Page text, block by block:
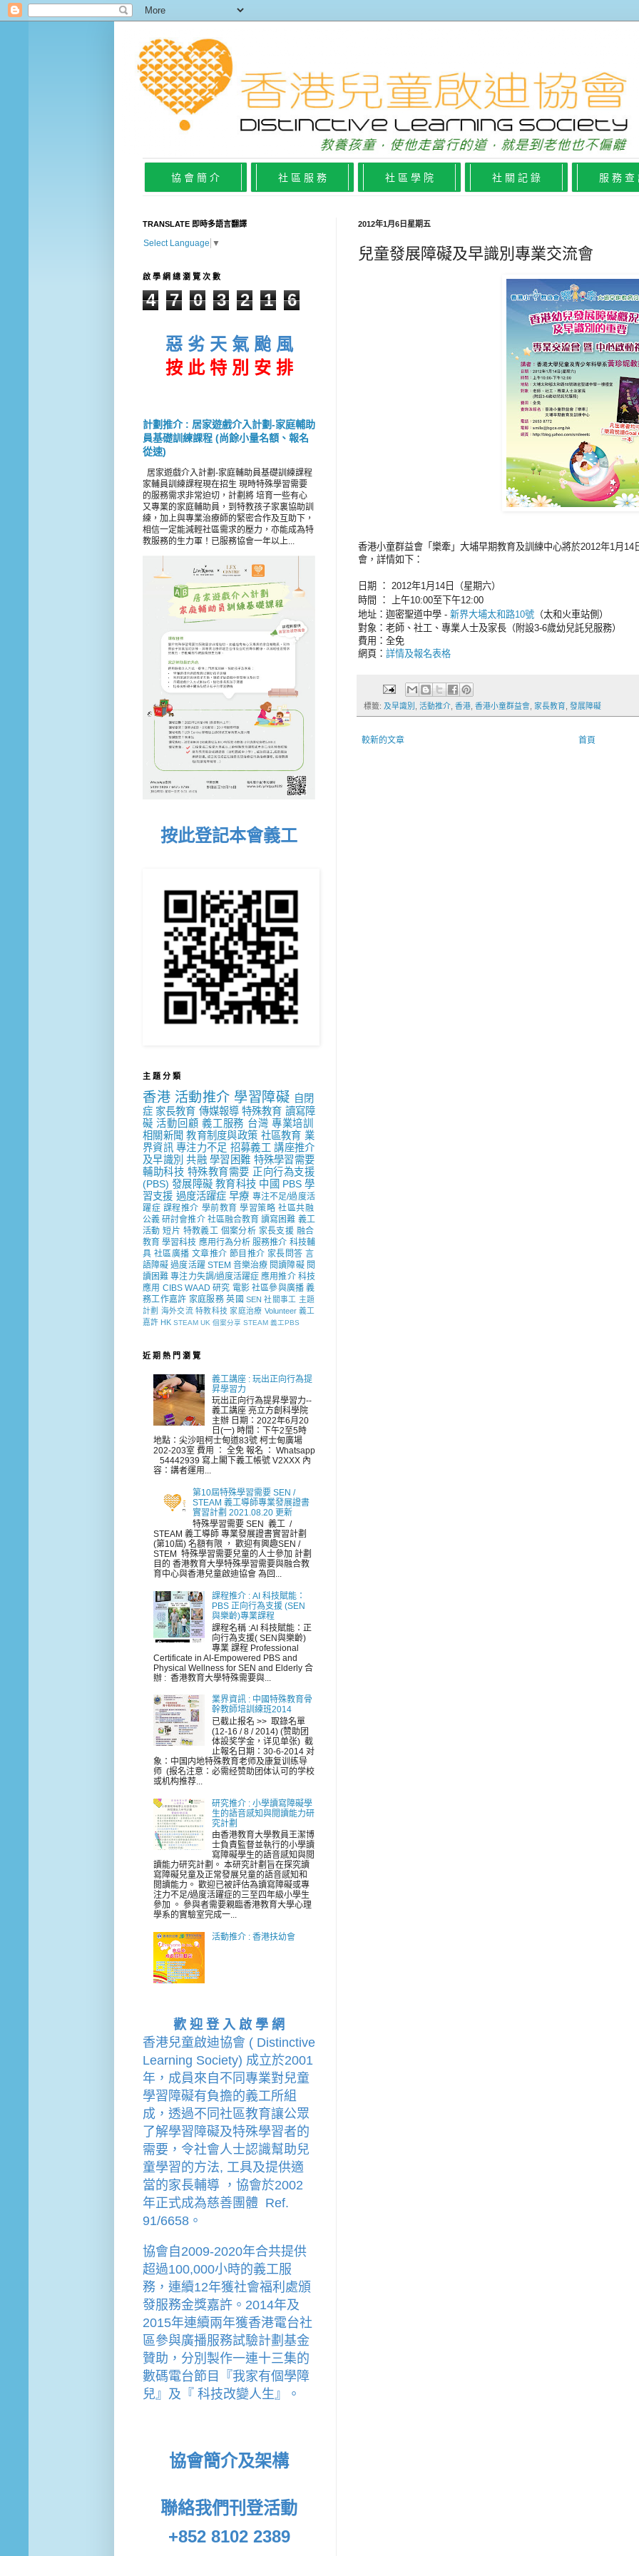
協 會 簡 介 社 區 服 務 社 區 學 院 社 關 記 錄 服 務 查
2012年1月6日星期五
兒童發展障礙及早識別專業交流會
香港小童群益會「樂牽」大埔早期教育及訓練中心將於2012年1月
會，詳情如下：
日期 ： 2012年1月14日（星期六）
時間
：
上午10:00至下午12:00
地址： 迦密聖道中學 - 新界大埔太和路10號 （太和火車站側）
對象：老師、社工、專業人士及家長（附設3-6歲幼兒託兒服務）
費用：全免
網頁： 詳情及報名表格
標籤: 及早識別 活動推介 香港 香港小童群益會 家長教育 發展障礙
較新的文章 首頁
TRANSLATE 即時多語言翻譯
Select Language ▼
啟 學 網 總 瀏 覽 次 數
4 7 0 3 2 1 6
惡 劣 天 氣 颱 風
按 此 特 別 安 排
計劃推介 : 居家遊戲介入計劃-家庭輔助
員基礎訓練課程 (尚餘小量名額、報名
從速)
居家遊戲介入計劃-家庭輔助員基礎訓練課程
家輔員訓練課程現在招生 現時特殊學習需要
的服務需求非常迫切，計劃將 培育一些有心
又專業的家庭輔助員，到特教孩子家裏協助訓
練，加上與專業治療師的緊密合作及互助下，
相信一定能減輕社區需求的壓力，亦能成為特
教服務的生力軍！已服務協會一年以上...
按此登記本會義工
主 題 分 類
香港 活動推介 學習障礙 自閉
症 家長教育 傳媒報導 特殊教育 讀寫障
礙 活動回顧 義工服務 台灣 專業培訓
相關新聞 教育制度與政策 社區教育 業
界資訊 專注力不足 招募義工 講座推介
及早識別 共融 學習困難 特殊學習需要
輔助科技 特殊教育需要 正向行為支援
(PBS) 發展障礙 教育科技 中國 PBS 學
習支援 過度活躍症 早療 專注不足/過度活
躍症 課程推介 學前教育 學習策略 社區共融
公義 研討會推介 社區融合教育 讀寫困難 義工
活動 短片 特教義工 個案分析 家長支援 融合
教育 學習科技 應用行為分析 服務推介 科技輔
具 社區廣播 文章推介 節目推介 家長問答 言
語障礙 過度活躍 STEM 音樂治療 閱讀障礙 閱
讀困難 專注力失調/過度活躍症 應用推介 科技
應用 CIBS WAAD 研究 電影 社區參與廣播 義
務工作嘉許 家庭服務 英國 SEN 社關事工 主題
計劃 海外交流 特教科技 家庭治療 Volunteer 義工
嘉許 HK STEAM UK 個案分享 STEAM 義工PBS
近 期 熱 門 瀏 覽
義工講座 : 玩出正向行為提
昇學習力
玩出正向行為提昇學習力--
義工講座 亮立方創科學院
主辦 日期：2022年6月20
日(一) 時間：下午2至5時
地點：尖沙咀柯士甸道83號 柯士甸廣場
202-203室 費用 ： 全免 報名 ： Whatsapp
54442939 寫上閣下義工帳號 V2XXX 內
容：講者運用...
第10屆特殊學習需要 SEN /
STEAM 義工導師專業發展證書
實習計劃 2021.08.20 更新
特殊學習需要 SEN 義工 /
STEAM 義工導師 專業發展證書實習計劃
(第10屆) 名額有限 ， 歡迎有興趣SEN /
STEM 特殊學習需要兒童的人士參加 計劃
目的 香港教育大學特殊學習需要與融合教
育中心與香港兒童啟迪協會 為回...
課程推介 : AI 科技賦能：
PBS 正向行為支援 (SEN
與樂齡)專業課程
課程名稱 :AI 科技賦能：正
向行為支援( SEN與樂齡)
專業 課程 Professional
Certificate in AI-Empowered PBS and
Physical Wellness for SEN and Elderly 合
辦 : 香港教育大學特殊需要與...
業界資訊 : 中國特殊教育骨
幹教師培訓練班2014
已截止报名 >> 取錄名單
(12-16 / 8 / 2014) (赞助团
体設奖学金，详见单张) 截
止報名日期：30-6-2014 对
象：中国内地特殊教育老师及康复训练导
师 (报名注意：必需经赞助团体认可的学校
或机构推荐...
研究推介 : 小學讀寫障礙學
生的語音感知與閲讀能力研
究計劃
由香港教育大學教員王潔博
士負責監督並執行的小學讀
寫障礙學生的語音感知與閲
讀能力研究計劃。 本研究計劃旨在探究讀
寫障礙兒童及正常發展兒童的語音感知和
閲讀能力。 歡迎已被評估為讀寫障礙或專
注力不足/過度活躍症的三至四年級小學生
參加 。 參與者需要親臨香港教育大學心理
學系的實驗室完成一...
活動推介 : 香港扶幼會
歡 迎 登 入 啟 學 網
香港兒童啟迪協會 ( Distinctive
Learning Society) 成立於2001
年，成員來自不同專業對兒童
學習障礙有負擔的義工所組
成，透過不同社區教育讓公眾
了解學習障礙及特殊學習者的
需要，令社會人士認識幫助兒
童學習的方法, 工具及提供適
當的家長輔導
， 協會於2002
年正式成為慈善團體  Ref.
91/6658。
協會 自2009-2020年合共提供
超過100,000小時的義工服
務，連續12年獲社會福利處頒
發服務金獎嘉許。 2014年及
2015年連續兩年獲香港電台社
區參與廣播服務試驗計劃基金
贊助，分別製作一連十三集的
數碼電台節目『我家有個學障
兒』及『 科技改變人生』。
協會簡介及架構
聯絡我們刊登活動
+852 8102 2389